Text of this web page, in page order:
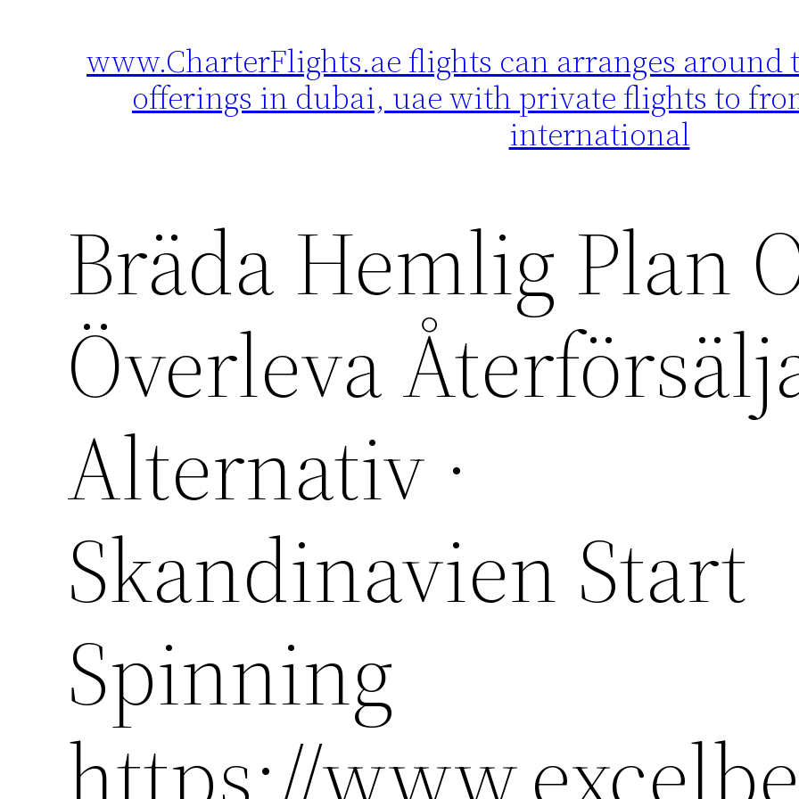
www.CharterFlights.ae flights can arranges
offerings in dubai, uae with private flights to
international
Bräda Hemlig Plan
Överleva
Alternativ ·
Skandinavien Start
Spinning